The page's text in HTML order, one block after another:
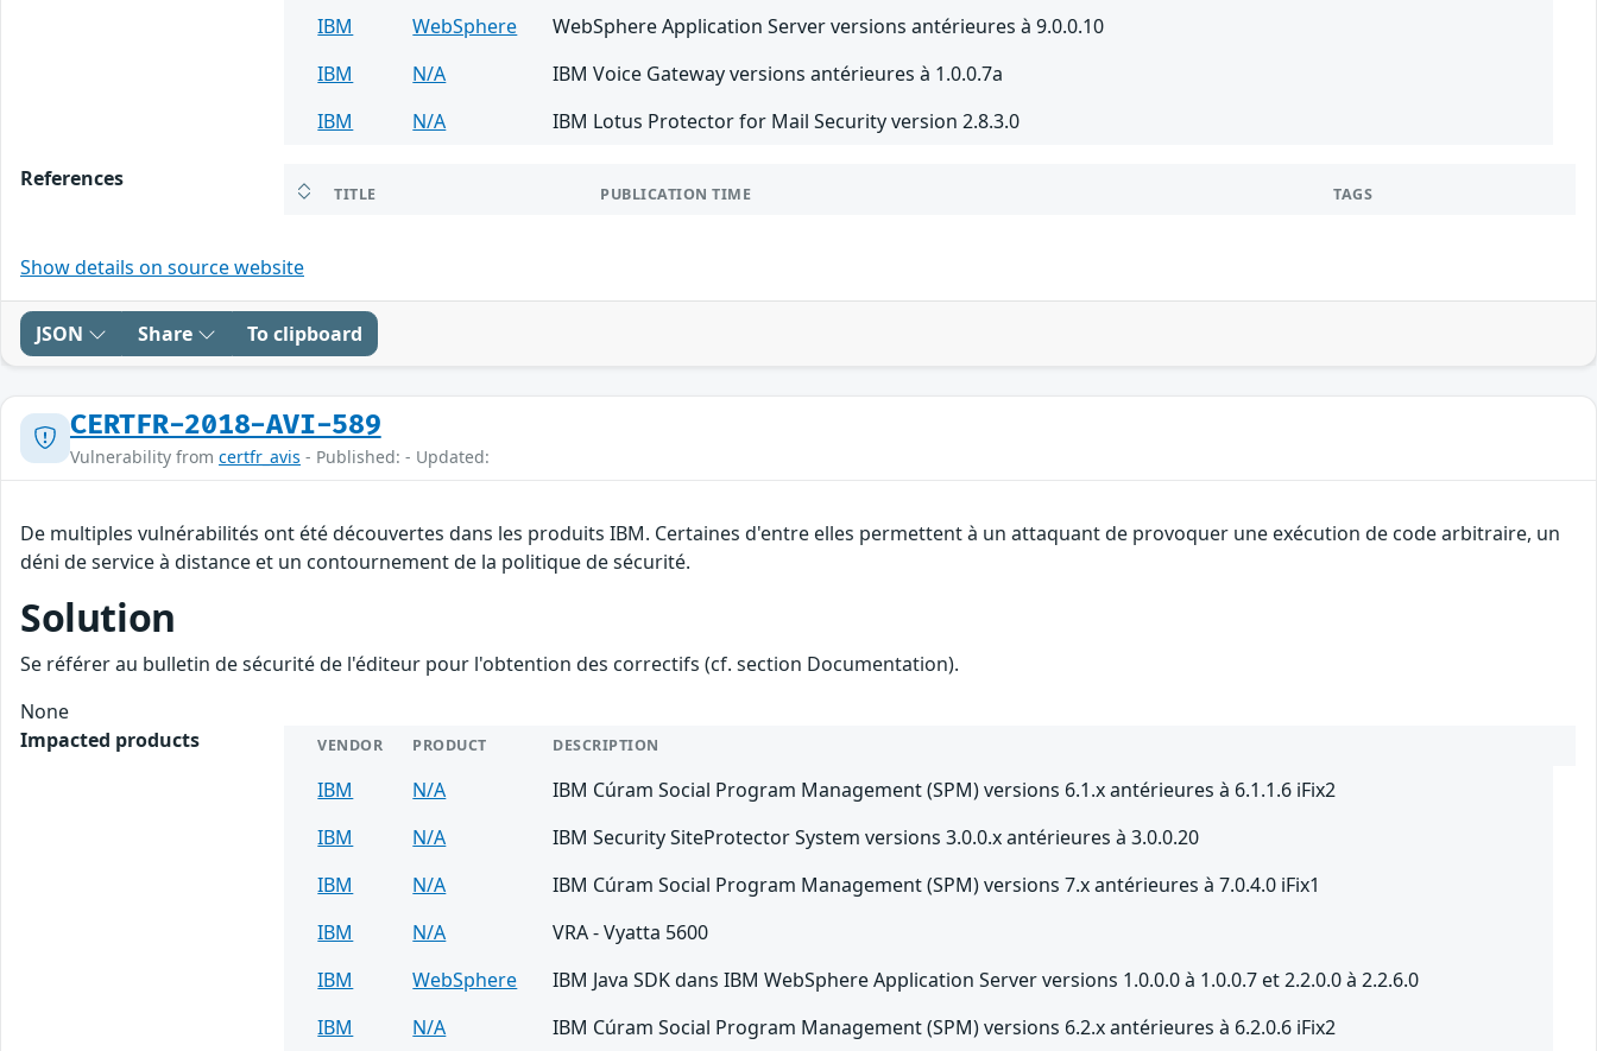
IBM
WebSphere
WebSphere Application Server versions antérieures à 9.0.0.10
IBM
N/A
IBM Voice Gateway versions antérieures à 1.0.0.7a
IBM
N/A IBM Lotus Protector for Mail Security version 2.8.3.0
References
TITLE PUBLICATION TIME TAGS
Show details on source website
JSON Share To clipboard
CERTFR-2018-AVI-589
Vulnerability from certfr_avis - Published: - Updated:
De multiples vulnérabilités ont été découvertes dans les produits IBM. Certaines d'entre elles permettent à un attaquant de provoquer une exécution de code arbitraire, un
déni de service à distance et un contournement de la politique de sécurité.
Solution
Se référer au bulletin de sécurité de l'éditeur pour l'obtention des correctifs (cf. section Documentation).
None
Impacted products
VENDOR PRODUCT DESCRIPTION
IBM N/A
IBM Cúram Social Program Management (SPM) versions 6.1.x antérieures à 6.1.1.6 iFix2
IBM
N/A
IBM Security SiteProtector System versions 3.0.0.x antérieures à 3.0.0.20
IBM
N/A
IBM Cúram Social Program Management (SPM) versions 7.x antérieures à 7.0.4.0 iFix1
IBM
N/A
VRA - Vyatta 5600
IBM
WebSphere
IBM Java SDK dans IBM WebSphere Application Server versions 1.0.0.0 à 1.0.0.7 et 2.2.0.0 à 2.2.6.0
IBM
N/A
IBM Cúram Social Program Management (SPM) versions 6.2.x antérieures à 6.2.0.6 iFix2